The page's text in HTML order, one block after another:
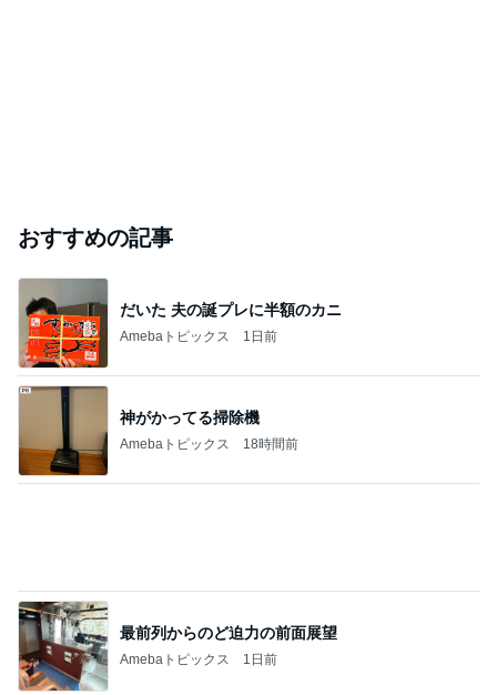
おすすめの記事
だいた 夫の誕プレに半額のカニ
Amebaトピックス 1日前
神がかってる掃除機
Amebaトピックス 18時間前
最前列からのど迫力の前面展望
Amebaトピックス 1日前